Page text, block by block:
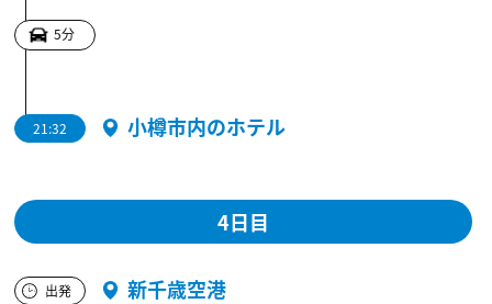
5分
21:32 小樽市内のホテル
4日目
出発 新千歳空港